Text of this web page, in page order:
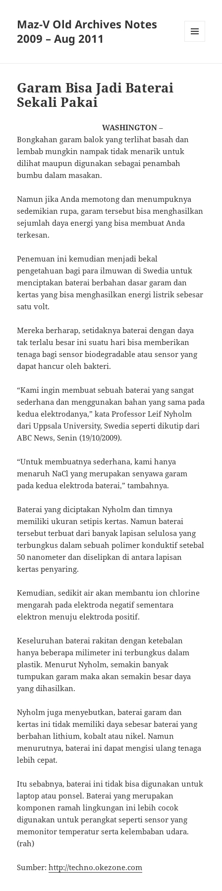
Maz-V Old Archives Notes
2009 – Aug 2011
Garam Bisa Jadi Baterai
Sekali Pakai
WASHINGTON –
Bongkahan garam balok yang terlihat basah dan
lembab mungkin nampak tidak menarik untuk
dilihat maupun digunakan sebagai penambah
bumbu dalam masakan.
Namun jika Anda memotong dan menumpuknya
sedemikian rupa, garam tersebut bisa menghasilkan
sejumlah daya energi yang bisa membuat Anda
terkesan.
Penemuan ini kemudian menjadi bekal
pengetahuan bagi para ilmuwan di Swedia untuk
menciptakan baterai berbahan dasar garam dan
kertas yang bisa menghasilkan energi listrik sebesar
satu volt.
Mereka berharap, setidaknya baterai dengan daya
tak terlalu besar ini suatu hari bisa memberikan
tenaga bagi sensor biodegradable atau sensor yang
dapat hancur oleh bakteri.
“Kami ingin membuat sebuah baterai yang sangat
sederhana dan menggunakan bahan yang sama pada
kedua elektrodanya,” kata Professor Leif Nyholm
dari Uppsala University, Swedia seperti dikutip dari
ABC News, Senin (19/10/2009).
“Untuk membuatnya sederhana, kami hanya
menaruh NaCl yang merupakan senyawa garam
pada kedua elektroda baterai,” tambahnya.
Baterai yang diciptakan Nyholm dan timnya
memiliki ukuran setipis kertas. Namun baterai
tersebut terbuat dari banyak lapisan selulosa yang
terbungkus dalam sebuah polimer konduktif setebal
50 nanometer dan diselipkan di antara lapisan
kertas penyaring.
Kemudian, sedikit air akan membantu ion chlorine
mengarah pada elektroda negatif sementara
elektron menuju elektroda positif.
Keseluruhan baterai rakitan dengan ketebalan
hanya beberapa milimeter ini terbungkus dalam
plastik. Menurut Nyholm, semakin banyak
tumpukan garam maka akan semakin besar daya
yang dihasilkan.
Nyholm juga menyebutkan, baterai garam dan
kertas ini tidak memiliki daya sebesar baterai yang
berbahan lithium, kobalt atau nikel. Namun
menurutnya, baterai ini dapat mengisi ulang tenaga
lebih cepat.
Itu sebabnya, baterai ini tidak bisa digunakan untuk
laptop atau ponsel. Baterai yang merupakan
komponen ramah lingkungan ini lebih cocok
digunakan untuk perangkat seperti sensor yang
memonitor temperatur serta kelembaban udara.
(rah)
Sumber:http://techno.okezone.com